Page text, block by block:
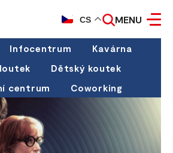
CS MENU
Infocentrum
Kavárna
Dětský koutek
centrum
Coworking